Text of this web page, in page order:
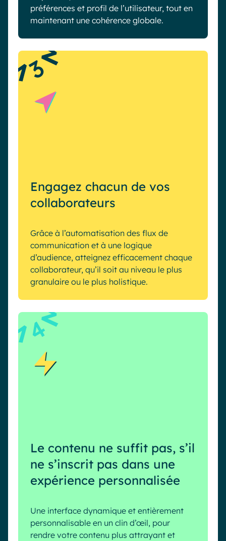
préférences et profil de l’utilisateur, tout en
maintenant une cohérence globale.
3
Engagez chacun de vos
collaborateurs
Grâce à l’automatisation des flux de
communication et à une logique
d’audience, atteignez efficacement chaque
collaborateur, qu’il soit au niveau le plus
granulaire ou le plus holistique.
4
Le contenu ne suffit pas, s’il
ne s’inscrit pas dans une
expérience personnalisée
Une interface dynamique et entièrement
personnalisable en un clin d’œil, pour
rendre votre contenu plus attrayant et